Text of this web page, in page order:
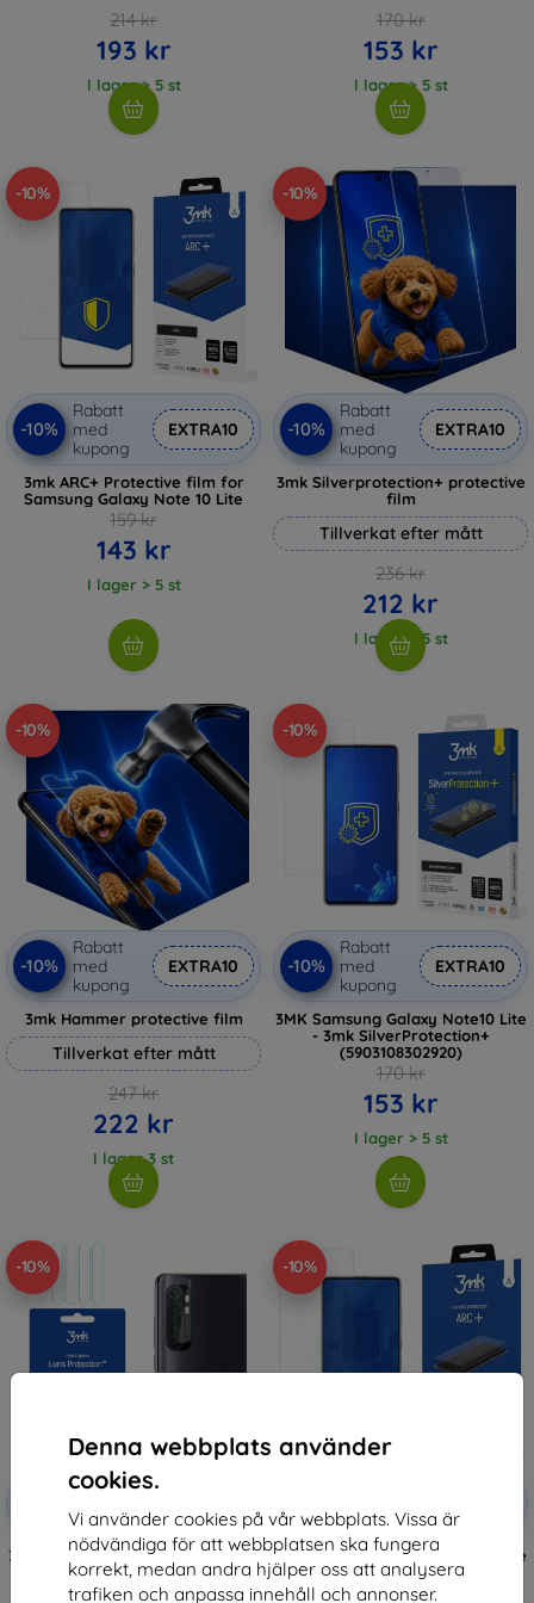
Denna webbplats använder
cookies.
Vi använder cookies på vår webbplats. Vissa är
nödvändiga för att webbplatsen ska fungera
korrekt, medan andra hjälper oss att analysera
trafiken och anpassa innehåll och annonser.
214 kr
193 kr
I lager > 5 st
170 kr
153 kr
I lager > 5 st
-10%
-10%
Rabatt
med
kupong
EXTRA10
3mk ARC+ Protective film for
Samsung Galaxy Note 10 Lite
159 kr
143 kr
I lager > 5 st
-10%
-10%
Rabatt
med
kupong
EXTRA10
3mk Silverprotection+ protective
film
Tillverkat efter mått
236 kr
212 kr
I lager > 5 st
-10%
-10%
Rabatt
med
kupong
EXTRA10
3mk Hammer protective film
Tillverkat efter mått
247 kr
222 kr
I lager 3 st
-10%
-10%
Rabatt
med
kupong
EXTRA10
3MK Samsung Galaxy Note10 Lite
- 3mk SilverProtection+
(5903108302920)
170 kr
153 kr
I lager > 5 st
-10%
Rabatt
kupong
3MK Xiaomi Mi Note 10 Lite - 3mk
Lens Protection
136 kr
-10%
kupong
3MK Samsung Galaxy Note10 Lite
- 3mk ARC Special Edition
159 kr